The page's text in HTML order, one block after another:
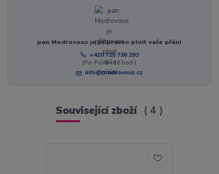
pan Modrovous je připraven plnit vaše přání
+420 725 736 293
(Po-Pá, 8 - 16 hod.)
info@modrovous.cz
Související zboží 4